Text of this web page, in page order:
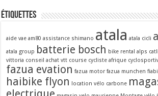
Étiquettes
aide vae am80 assistance shimano atala atala cicli
atala group batterie bosch bike rental alps
vittoria conseil achat vtt course cycliste afrique
fazua evation fazua motor fazua munchen
haibike flyon location vélo carbone